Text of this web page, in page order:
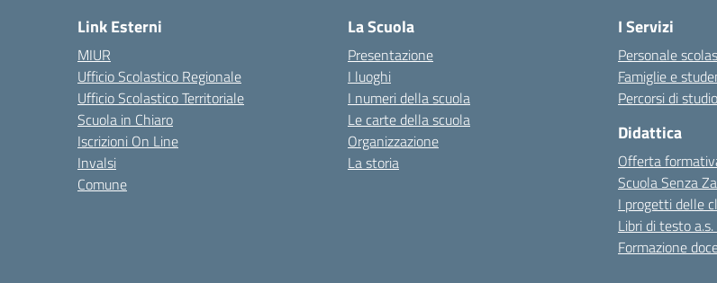
Link Esterni
MIUR
Ufficio Scolastico Regionale
Ufficio Scolastico Territoriale
Scuola in Chiaro
Iscrizioni On Line
Invalsi
Comune
La Scuola
Presentazione
I luoghi
I numeri della scuola
Le carte della scuola
Organizzazione
La storia
I Servizi
Personale
Famiglie e
Percorsi di studio
Didattica
Offerta
Scuola Senza
I progetti delle
Libri di testo
Formazione